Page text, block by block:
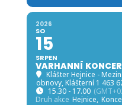
2026
SO
15
SRPEN
VARHANNÍ
Klášter Hejnice -
obnovy, Klášterní 1 463
15.30 - 17.00
Druh akce Hejnice,